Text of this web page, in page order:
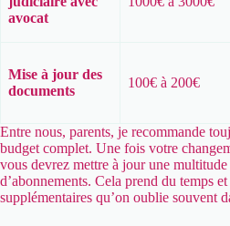
avocat
Mise à jour des
documents
100€ à 200€
Entre nous, parents, je recommande
budget complet. Une fois votre
vous devrez mettre à jour une
d’abonnements. Cela prend du temps
supplémentaires qu’on oublie souvent